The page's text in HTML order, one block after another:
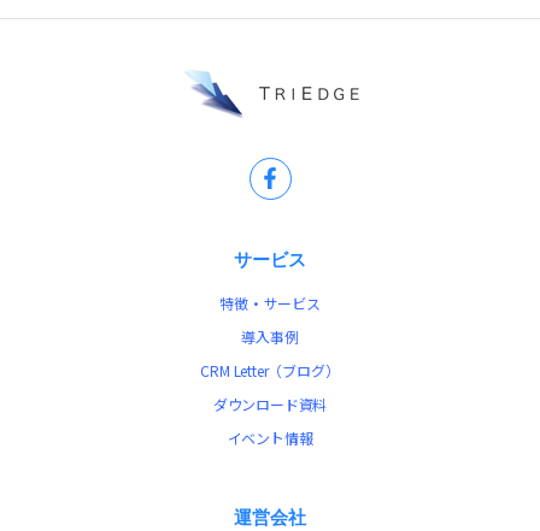
サービス
特徴・サービス
導入事例
CRM Letter（ブログ）
ダウンロード資料
イベント情報
運営会社